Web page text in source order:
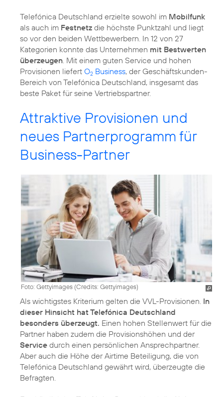
Telefónica Deutschland erzielte sowohl im Mobilfunk
als auch im Festnetz die höchste Punktzahl und liegt
so vor den beiden Wettbewerbern. In 12 von 27
Kategorien konnte das Unternehmen mit Bestwerten
überzeugen . Mit einem guten Service und hohen
Provisionen liefert O2 Business, der Geschäftskunden-
Bereich von Telefónica Deutschland, insgesamt das
beste Paket für seine Vertriebspartner.
Attraktive Provisionen und
neues Partnerprogramm für
Business-Partner
Foto: Gettyimages (Credits: Gettyimages)
Als wichtigstes Kriterium gelten die VVL-Provisionen. In
dieser Hinsicht hat Telefónica Deutschland
besonders überzeugt. Einen hohen Stellenwert für die
Partner haben zudem die Provisionshöhen und der
Service durch einen persönlichen Ansprechpartner.
Aber auch die Höhe der Airtime Beteiligung, die von
Telefónica Deutschland gewährt wird, überzeugte die
Befragten.